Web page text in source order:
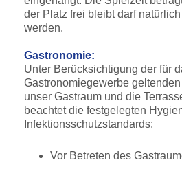
der Platz frei bleibt darf
werden.
Gastronomie:
Unter Berücksichtigung der für
Gastronomiegewerbe
unser Gastraum und die
beachtet die festgelegten
Infektionsschutzstandards:
Vor Betreten des